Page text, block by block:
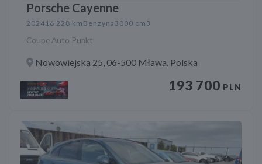
Porsche Cayenne
2024 16 228 km Benzyna3000 cm3
Coupe Auto Punkt
Nowowiejska 25, 06-500 Mława, Polska
193 700 PLN